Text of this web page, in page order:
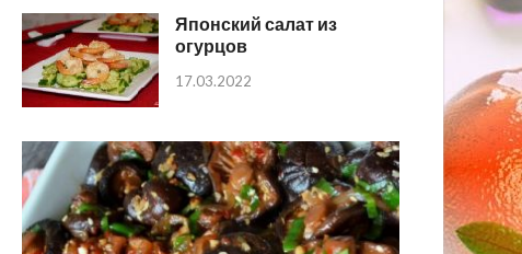
Японский салат из
огурцов
17.03.2022